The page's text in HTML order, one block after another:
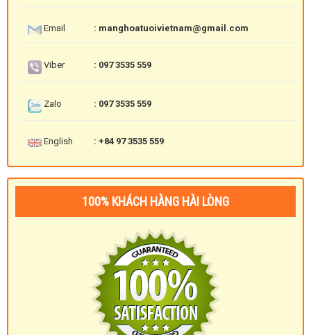
Email : manghoatuoivietnam@gmail.com
Viber : 097 3535 559
Zalo : 097 3535 559
English : +84 97 3535 559
100% KHÁCH HÀNG HÀI LÒNG